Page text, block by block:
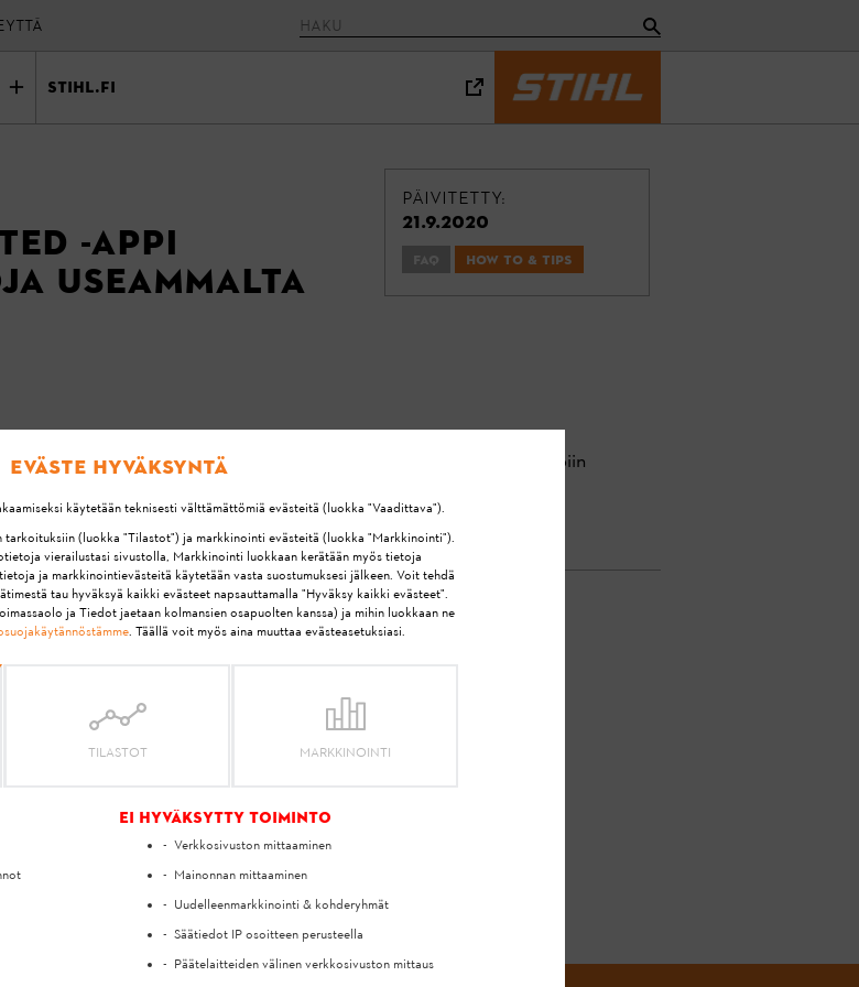
stihl.fi
-appi
useammalta
PÄIVITETTY:
21.9.2020
FAQ How To & Tips
Connector-laitteilta, jotka on yhdistetty STIHL connected -appiin
sisällä laitteesta.
ON MEILLE TÄRKEÄ!
KYSYMYKSEESI?
Eväste hyväksyntä
käytetään teknisesti välttämättömiä evästeitä (luokka "Vaadittava").
tarkoituksiin (luokka "Tilastot") ja markkinointi evästeitä (luokka "Markkinointi").
vierailustasi sivustolla, Markkinointi luokkaan kerätään myös tietoja
ja markkinointievästeitä käytetään vasta suostumuksesi jälkeen. Voit tehdä
tau hyväksyä kaikki evästeet napsauttamalla "Hyväksy kaikki evästeet".
ja Tiedot jaetaan kolmansien osapuolten kanssa) ja mihin luokkaan ne
. Täällä voit myös aina muuttaa evästeasetuksiasi.
TILASTOT MARKKINOINTI
Ei hyväksytty toiminto
Verkkosivuston mittaaminen
Mainonnan mittaaminen
Uudelleenmarkkinointi & kohderyhmät
Säätiedot IP osoitteen perusteella
Päätelaitteiden välinen verkkosivuston mittaus